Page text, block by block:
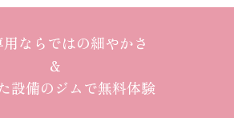
ならではの細やかさ
＆
設備のジムで無料体験